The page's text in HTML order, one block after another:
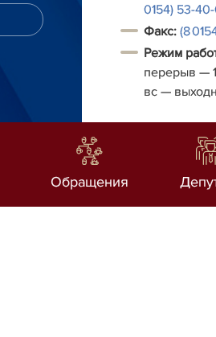
0154) 53-
Факс: (8
Режим
перерыв —
вс —
Обращения